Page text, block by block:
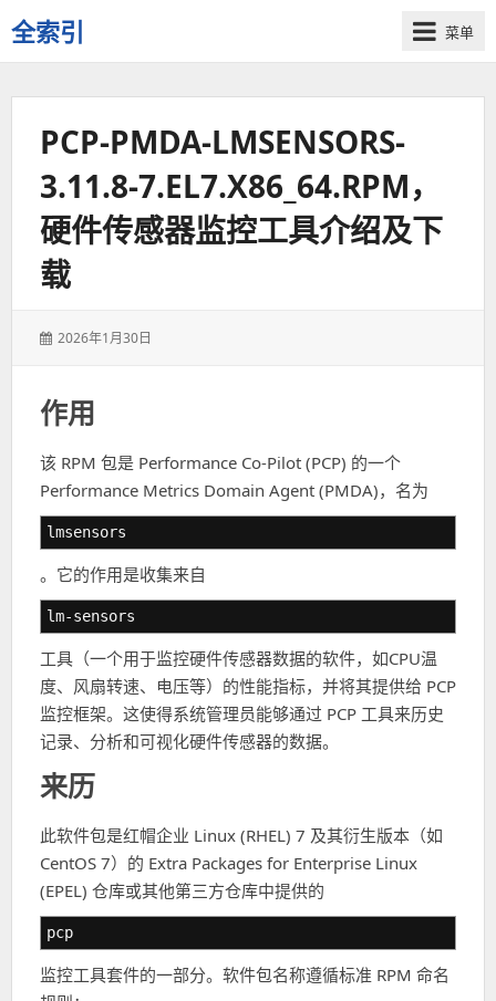
全索引
一
些
菜单
PCP-PMDA-LMSENSORS-
3.11.8-7.EL7.X86_64.RPM，
硬件传感器监控工具介绍及下
载
发
2026年1月30日
作用
该 RPM 包是 Performance Co-Pilot (PCP) 的一个
Performance Metrics Domain Agent (PMDA)，名为
lmsensors
。它的作用是收集来自
lm-sensors
工具（一个用于监控硬件传感器数据的软件，如CPU温
度、风扇转速、电压等）的性能指标，并将其提供给 PCP
监控框架。这使得系统管理员能够通过 PCP 工具来历史
记录、分析和可视化硬件传感器的数据。
来历
此软件包是红帽企业 Linux (RHEL) 7 及其衍生版本（如
CentOS 7）的 Extra Packages for Enterprise Linux
(EPEL) 仓库或其他第三方仓库中提供的
pcp
监控工具套件的一部分。软件包名称遵循标准 RPM 命名